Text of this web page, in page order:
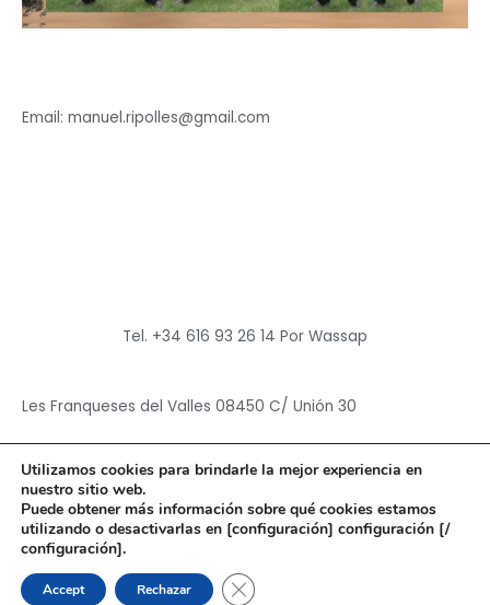
Email: manuel.ripolles@gmail.com
Tel. +34 616 93 26 14 Por Wassap
Les Franqueses del Valles 08450 C/ Unión 30
Copyright © 2026Hun Yuan Chen
Powered byHun Yuan Chen
Utilizamos cookies para brindarle la mejor experiencia en
nuestro sitio web.
Puede obtener más información sobre qué cookies estamos
utilizando o desactivarlas en [configuración] configuración [/
configuración].
Accept Rechazar CERRAR EL BANNER DE